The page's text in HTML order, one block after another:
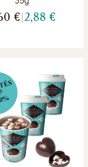
€ 2,88 €